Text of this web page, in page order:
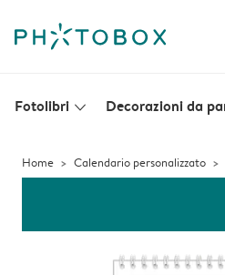
Fotolibri slim_arrow_down Decorazioni da
Home Calendario personalizzato